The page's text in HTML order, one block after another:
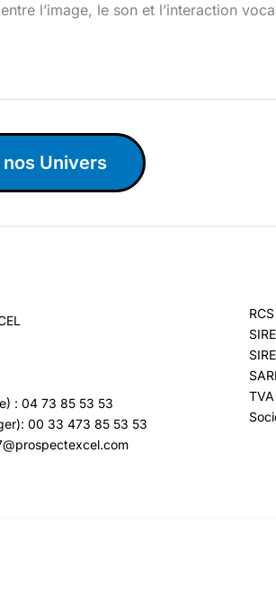
l’image, le son et l’interaction
Univers
: 04 73 85 53 53
00 33 473 85 53 53